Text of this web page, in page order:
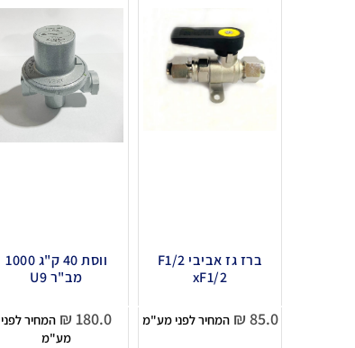
ברז גז אביבי F1/2
xF1/2
₪ 85.0 המחיר לפני מע"מ
ווסת 40 ק"ג 1000
מב"ר U9
₪ 180.0
המחיר לפני
מע"מ